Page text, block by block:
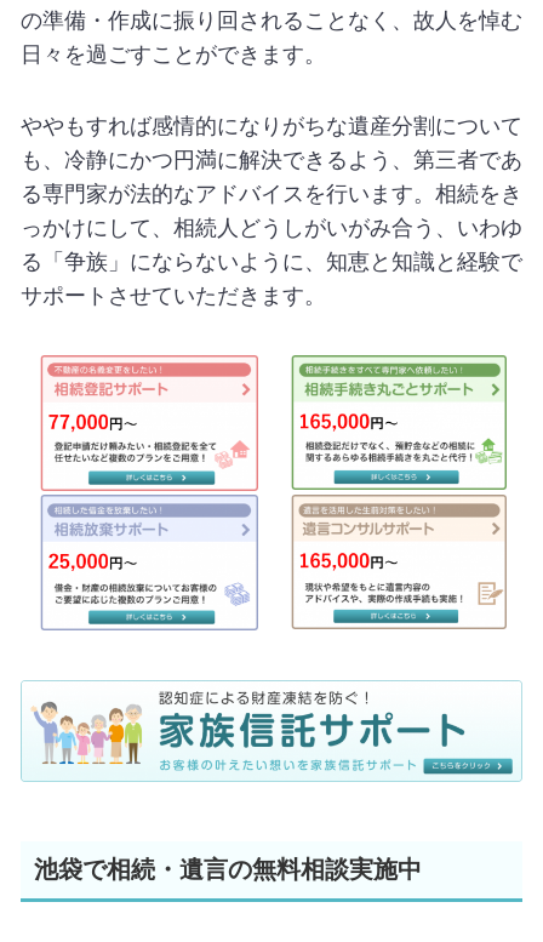
の準備・作成に振り回されることなく、故人を悼む
日々を過ごすことができます。
ややもすれば感情的になりがちな遺産分割について
も、冷静にかつ円満に解決できるよう、第三者であ
る専門家が法的なアドバイスを行います。相続をき
っかけにして、相続人どうしがいがみ合う、いわゆ
る「争族」にならないように、知恵と知識と経験で
サポートさせていただきます。
池袋で相続・遺言の無料相談実施中